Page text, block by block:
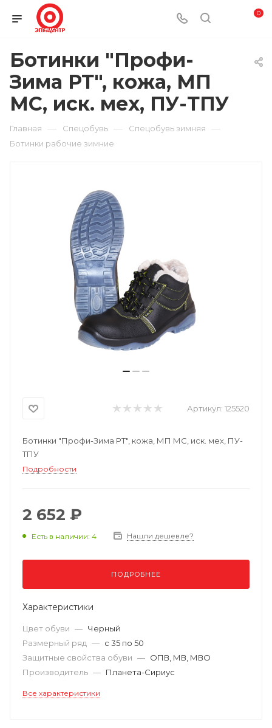
0
Ботинки "Профи-
Зима РТ", кожа, МП
МС, иск. мех, ПУ-ТПУ
Главная — Спецобувь — Спецобувь зимняя —
Ботинки рабочие зимние
Артикул: 125520
Ботинки "Профи-Зима РТ", кожа, МП МС, иск. мех, ПУ-
ТПУ
Подробности
2 652 ₽
Есть в наличии: 4 Нашли дешевле?
ПОДРОБНЕЕ
Характеристики
Цвет обуви — Черный
Размерный ряд — с 35 по 50
Защитные свойства обуви — ОПВ, МВ, МВО
Производитель — Планета-Сириус
Все характеристики